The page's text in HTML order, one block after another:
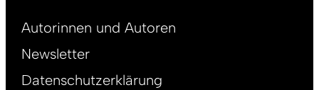
Footer
DE
Autorinnen und Autoren
Newsletter
Datenschutzerklärung